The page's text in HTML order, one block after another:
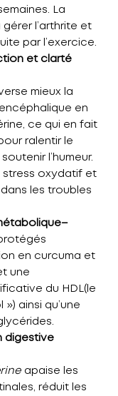
. La
l’arthrite et
par l’exercice.
et clarté
mieux la
en
ce qui en fait
ralentir le
soutenir l’humeur.
stress oxydatif et
les troubles
–
en curcuma et
une
du HDL(le
») ainsi qu’une
digestive
apaise les
réduit les